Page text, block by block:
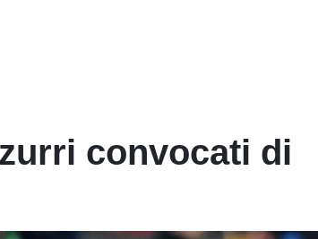
convocati di